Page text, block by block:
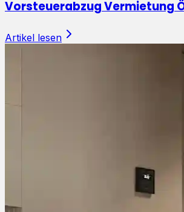
Vorsteuerabzug Vermietung
Artikel lesen